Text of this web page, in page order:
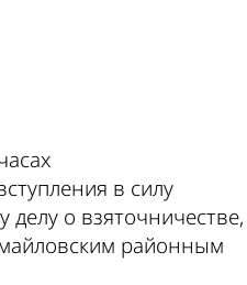
в силу
делу о взяточничестве,
районным